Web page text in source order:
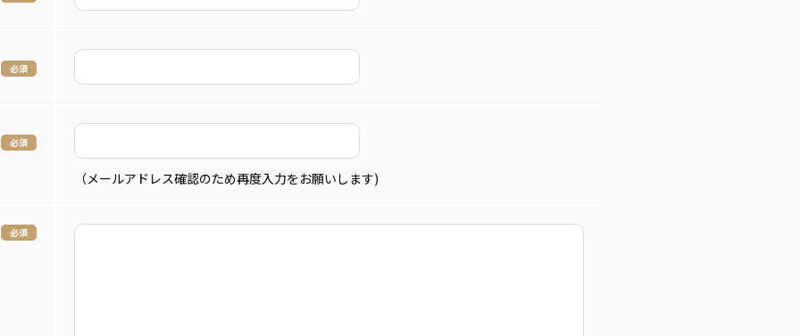
（メールアドレス確認のため再度入力をお願いします)